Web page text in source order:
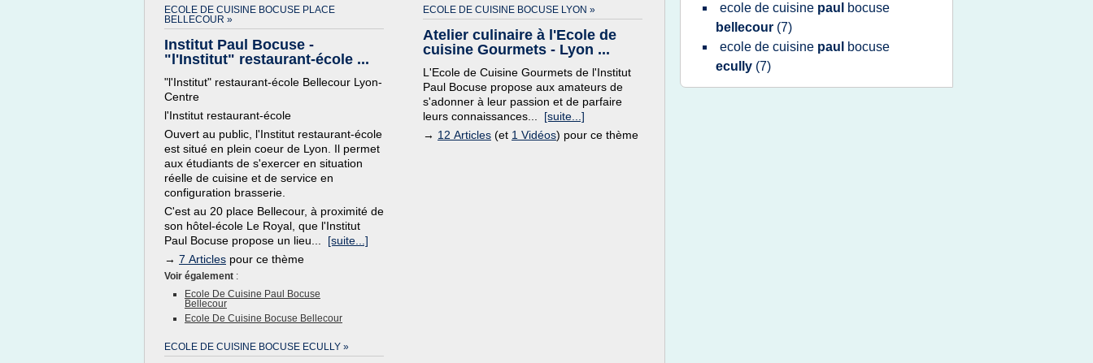
ECOLE DE CUISINE BOCUSE PLACE
BELLECOUR »
Institut Paul Bocuse -
"l'Institut" restaurant-école ...
"l'Institut" restaurant-école Bellecour Lyon-
Centre
l'Institut restaurant-école
Ouvert au public, l'Institut restaurant-école
est situé en plein coeur de Lyon. Il permet
aux étudiants de s'exercer en situation
réelle de cuisine et de service en
configuration brasserie.
C'est au 20 place Bellecour, à proximité de
son hôtel-école Le Royal, que l'Institut
Paul Bocuse propose un lieu... [suite...]
→ 7 Articles pour ce thème
Voir également :
Ecole De Cuisine Paul Bocuse
Bellecour
Ecole De Cuisine Bocuse Bellecour
ECOLE DE CUISINE BOCUSE LYON »
Atelier culinaire à l'Ecole de
cuisine Gourmets - Lyon ...
L'Ecole de Cuisine Gourmets de l'Institut
Paul Bocuse propose aux amateurs de
s'adonner à leur passion et de parfaire
leurs connaissances... [suite...]
→ 12 Articles (et 1 Vidéos) pour ce thème
ECOLE DE CUISINE BOCUSE ECULLY »
ecole de cuisine paul
bocuse
bellecour (7)
ecole de cuisine paul
bocuse
ecully (7)